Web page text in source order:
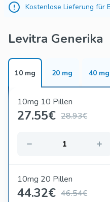
Kostenlose Lieferung für
Levitra Generika
10 mg 20 mg 40 mg
10mg 10 Pillen
27.55€ 28.93€
10mg 20 Pillen
44.32€ 46.54€